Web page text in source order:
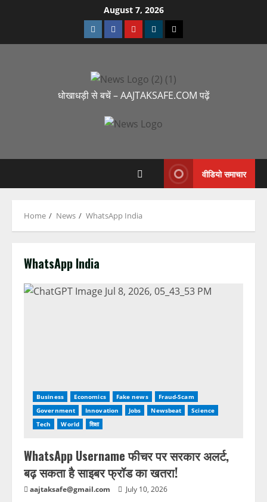
August 7, 2026
धोखाधड़ी से बचें – AAJTAKSAFE.COM पढ़ें
वीडियो समाचार
Home News WhatsApp India
WhatsApp India
Business Economics Fake news
Fraud-Scam
Government
Innovation Jobs Newsbeat
Science
Tech
World शिक्षा
WhatsApp Username फीचर पर सरकार अलर्ट,
बढ़ सकता है साइबर फ्रॉड का खतरा!
aajtaksafe@gmail.com July 10, 2026